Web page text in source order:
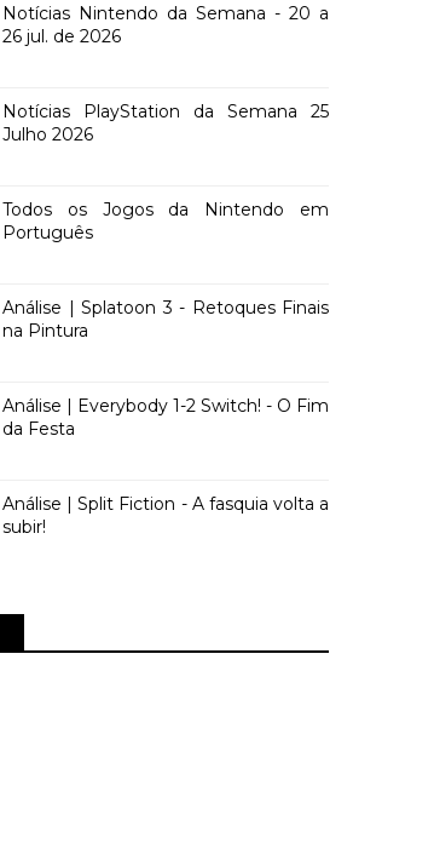
Notícias Nintendo da Semana - 20 a
26 jul. de 2026
Notícias PlayStation da Semana 25
Julho 2026
Todos os Jogos da Nintendo em
Português
Análise | Splatoon 3 - Retoques Finais
na Pintura
Análise | Everybody 1-2 Switch! - O Fim
da Festa
Análise | Split Fiction - A fasquia volta a
subir!